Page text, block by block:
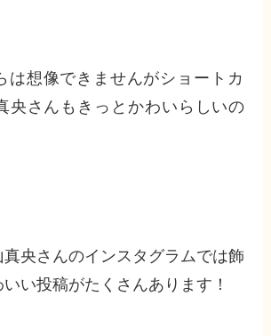
は想像できませんがショートカ
央さんもきっとかわいらしいの
真央さんのインスタグラムでは飾
い投稿がたくさんあります！